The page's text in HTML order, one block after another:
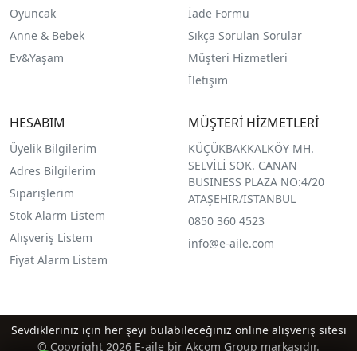
Oyuncak
Anne & Bebek
Ev&Yaşam
İade Formu
Sıkça Sorulan Sorular
Müşteri Hizmetleri
İletişim
HESABIM
Üyelik Bilgilerim
Adres Bilgilerim
Siparişlerim
Stok Alarm Listem
Alışveriş Listem
Fiyat Alarm Listem
MÜŞTERİ HİZMETLERİ
KÜÇÜKBAKKALKÖY MH.
SELVİLİ SOK. CANAN
BUSINESS PLAZA NO:4/20
ATAŞEHİR/İSTANBUL
0850 360 4523
info@e-aile.com
Sevdikleriniz için her şeyi bulabileceğiniz online alışveriş sitesi
© Copyright 2026 E-aile bir Akcom Group markasıdır.